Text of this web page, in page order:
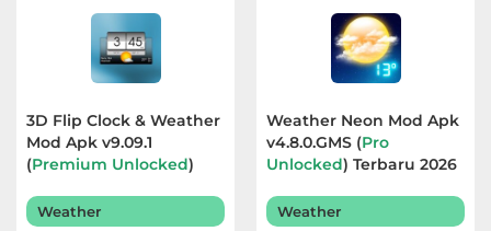
3D Flip Clock & Weather
Mod Apk v9.09.1
(Premium Unlocked)
Weather
Weather Neon Mod Apk
v4.8.0.GMS (Pro
Unlocked) Terbaru 2026
Weather